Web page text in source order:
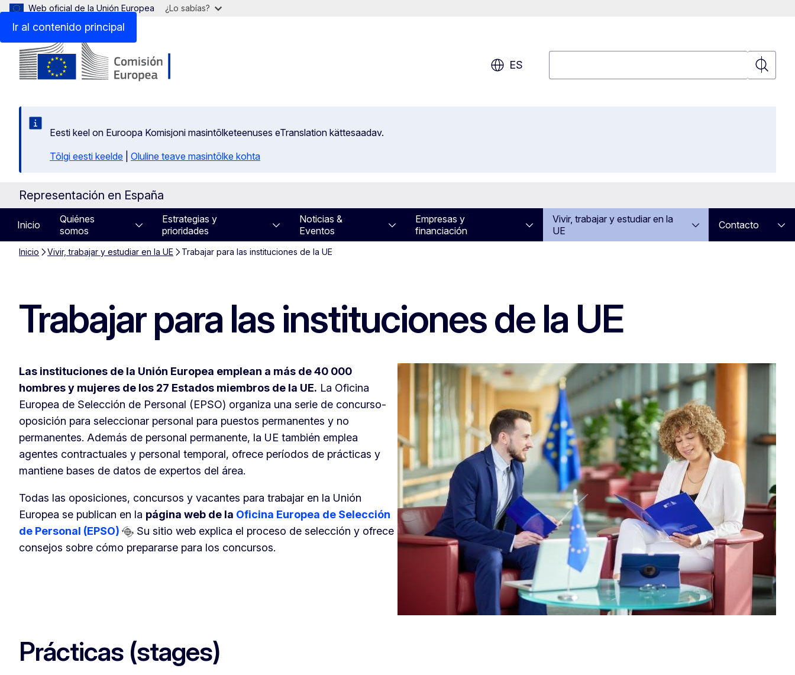
Ir al contenido principal
Web oficial de la Unión Europea ¿Lo sabías?
ES
Eesti keel on Euroopa Komisjoni masintõlketeenuses eTranslation kättesaadav.
Tõlgi eesti keelde
Oluline teave masintõlke kohta
Representación en España
Inicio
Quiénes
somos
Estrategias y
prioridades
Noticias &
Eventos
Empresas y
financiación
Vivir, trabajar y estudiar en la
UE
Contacto
Inicio Vivir, trabajar y estudiar en la UE Trabajar para las instituciones de la UE
Trabajar para las instituciones de la UE
Las instituciones de la Unión Europea emplean a más de 40 000
hombres y mujeres de los 27 Estados miembros de la UE. La Oficina
Europea de Selección de Personal (EPSO) organiza una serie de concurso-
oposición para seleccionar personal para puestos permanentes y no
permanentes. Además de personal permanente, la UE también emplea
agentes contractuales y personal temporal, ofrece períodos de prácticas y
mantiene bases de datos de expertos del área.
Todas las oposiciones, concursos y vacantes para trabajar en la Unión
Europea se publican en la página web de la Oficina Europea de Selección
de Personal (EPSO)
Su sitio web explica el proceso de selección y ofrece
consejos sobre cómo prepararse para los concursos.
Prácticas (stages)